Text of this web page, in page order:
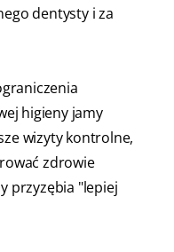
dentysty i za
higieny jamy
wizyty kontrolne,
zdrowie
przyzębia "lepiej